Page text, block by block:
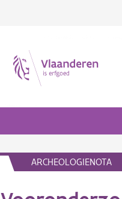
ARCHEOLOGIENOTA